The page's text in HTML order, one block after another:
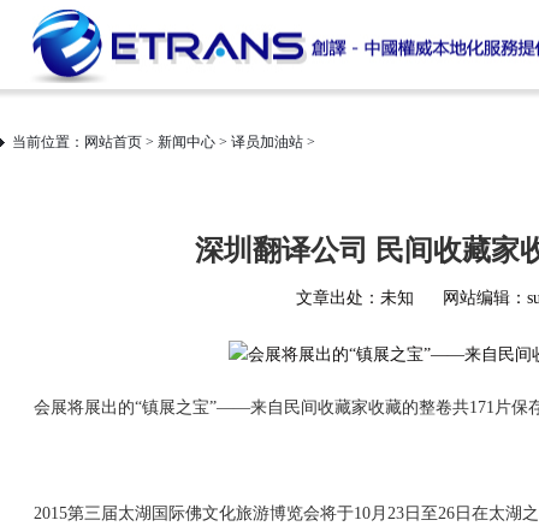
当前位置： 网站首页 > 新闻中心 > 译员加油站 >
深圳翻译公司 民间收藏家
文章出处：未知 网站编辑：
会展将展出的“镇展之宝”——来自民间收藏家收藏的整卷共171片保
2015第三届太湖国际佛文化旅游博览会将于10月23日至26日在太湖